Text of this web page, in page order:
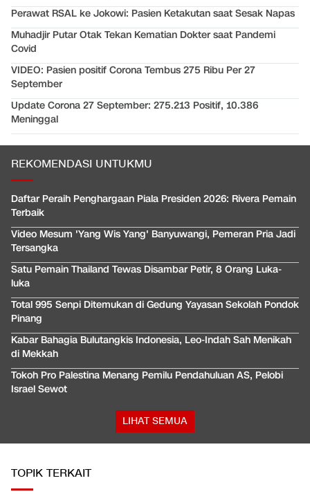
Perawat RSAL ke Jokowi: Pasien Ketakutan saat Sesak Napas
Muhadjir Putar Otak Tekan Kematian Dokter saat Pandemi
Covid
VIDEO: Pasien positif Corona Tembus 275 Ribu Per 27
September
Update Corona 27 September: 275.213 Positif, 10.386
Meninggal
REKOMENDASI UNTUKMU
Daftar Peraih Penghargaan Piala Presiden 2026: Rivera Pemain
Terbaik
Video Mesum 'Yang Wis Yang' Banyuwangi, Pemeran Pria Jadi
Tersangka
Satu Pemain Thailand Tewas Disambar Petir, 8 Orang Luka-
luka
Total 995 Senpi Ditemukan di Gedung Yayasan Sekolah Pondok
Pinang
Kabar Bahagia Bulutangkis Indonesia, Leo-Indah Sah Menikah
di Mekkah
Tokoh Pro Palestina Menang Pemilu Pendahuluan AS, Pelobi
Israel Sewot
LIHAT SEMUA
TOPIK TERKAIT